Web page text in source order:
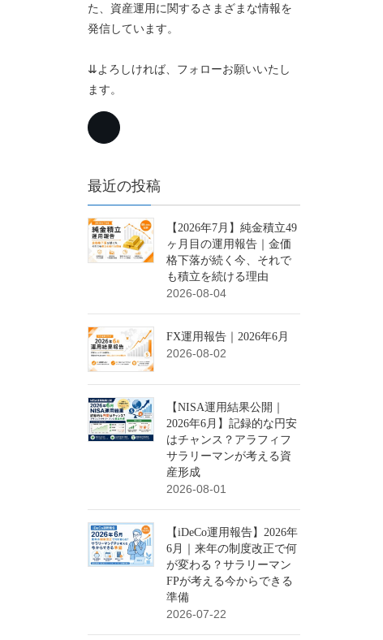
た、資産運用に関するさまざまな情報を
発信しています。
⇊よろしければ、フォローお願いいたし
ます。
最近の投稿
【2026年7月】純金積立49
ヶ月目の運用報告｜金価
格下落が続く今、それで
も積立を続ける理由
2026-08-04
FX運用報告｜2026年6月
2026-08-02
【NISA運用結果公開｜
2026年6月】記録的な円安
はチャンス？アラフィフ
サラリーマンが考える資
産形成
2026-08-01
【iDeCo運用報告】2026年
6月｜来年の制度改正で何
が変わる？サラリーマン
FPが考える今からできる
準備
2026-07-22